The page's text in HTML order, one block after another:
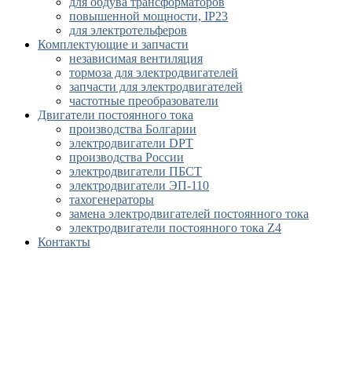
повышенной мощности, IP23
для электротельферов
Комплектующие и запчасти
независимая вентиляция
тормоза для электродвигателей
запчасти для электродвигателей
частотные преобразователи
Двигатели постоянного тока
производства Болгарии
электродвигатели DPT
производства России
электродвигатели ПБСТ
электродвигатели ЭП-110
тахогенераторы
замена электродвигателей постоянного тока
электродвигатели постоянного тока Z4
Контакты